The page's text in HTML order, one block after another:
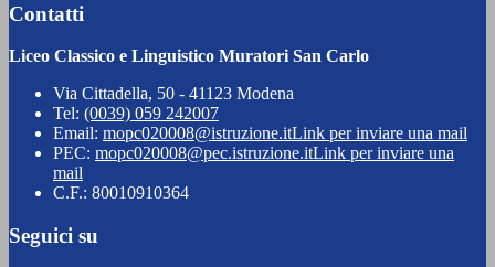
Contatti
Liceo Classico e Linguistico Muratori San Carlo
Via Cittadella, 50 - 41123 Modena
Tel: (0039) 059 242007
Email: mopc020008@istruzione.itLink per inviare una mail
PEC: mopc020008@pec.istruzione.itLink per inviare una
mail
C.F.: 80010910364
Seguici su